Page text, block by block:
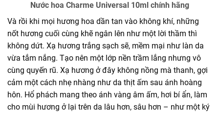
Nước hoa Charme Universal 10ml chính hãng
Và rồi khi mọi hương hoa dần tan vào không khí, những
nốt hương cuối cùng khẽ ngân lên như một lời thầm thì
không dứt. Xạ hương trắng sạch sẽ, mềm mại như làn da
vừa tắm nắng. Tạo nên một lớp nền trầm lắng nhưng vô
cùng quyến rũ. Xạ hương ở đây không nồng mà thanh, gợi
cảm một cách nhẹ nhàng như da thịt ấm sau ánh hoàng
hôn. Hổ phách mang theo ánh vàng âm ấm, hơi bí ẩn, làm
cho mùi hương ở lại trên da lâu hơn, sâu hơn – như một ký